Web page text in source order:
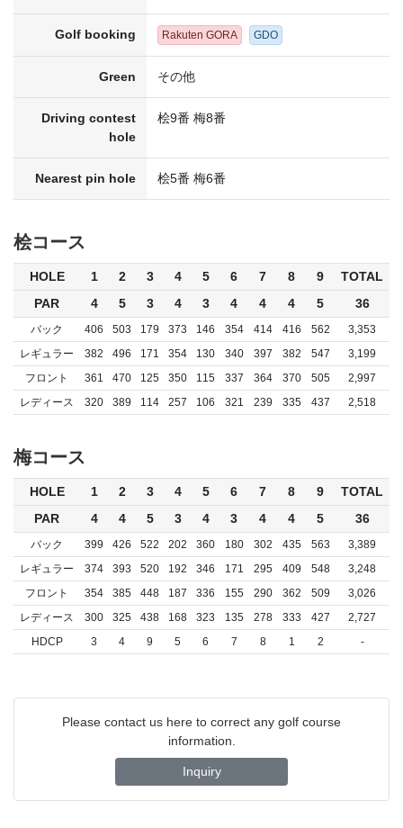
Golf booking Rakuten GORA GDO
Green その他
Driving contest
hole
桧9番 梅8番
Nearest pin hole 桧5番 梅6番
桧コース
HOLE 1 2 3 4 5 6 7 8 9
TOTAL
PAR
4 5 3 4 3 4 4 4 5 36
バック 406 503 179 373 146 354 414 416 562
3,353
レギュラー
382 496 171 354 130 340 397 382 547
3,199
フロント
361 470 125 350 115 337 364 370 505
2,997
レディース
320 389 114 257 106 321 239 335 437 2,518
梅コース
HOLE 1 2 3 4 5 6 7 8 9
TOTAL
PAR
4 4 5 3 4 3 4 4 5 36
バック 399 426 522 202 360 180 302 435 563
3,389
レギュラー
374 393 520 192 346 171 295 409 548
3,248
フロント
354 385 448 187 336 155 290 362 509
3,026
レディース
300 325 438 168 323 135 278 333 427
2,727
HDCP
3 4 9 5 6 7 8 1 2 -
Please contact us here to correct any golf course
information.
Inquiry